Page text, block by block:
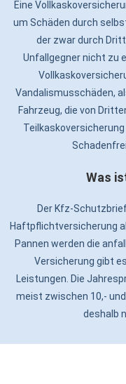
Eine
um Schäden durch
der zwar durch
Unfallgegner nicht zu
Vandalismusschäden,
Fahrzeug, die von
Was
Der Kfz-
Haftpflichtversicherung
Pannen werden die
Versicherung gibt
Leistungen. Die
meist zwischen 10,-
deshalb